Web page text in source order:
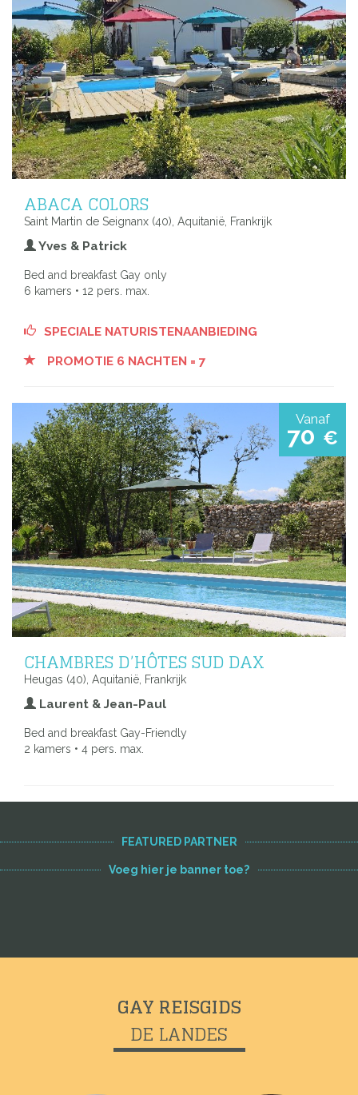
ABACA COLORS
Saint Martin de Seignanx (40), Aquitanië, Frankrijk
Yves & Patrick
Bed and breakfast Gay only
6 kamers • 12 pers. max.
SPECIALE NATURISTENAANBIEDING
PROMOTIE 6 NACHTEN = 7
Vanaf
70 €
CHAMBRES D’HÔTES SUD DAX
Heugas (40), Aquitanië, Frankrijk
Laurent & Jean-Paul
Bed and breakfast Gay-Friendly
2 kamers • 4 pers. max.
FEATURED PARTNER
Voeg hier je banner toe?
GAY REISGIDS
DE LANDES